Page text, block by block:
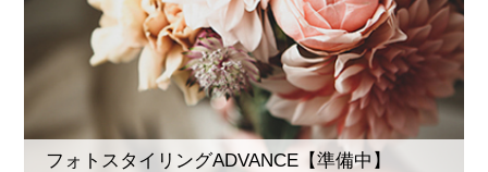
フォトスタイリングADVANCE【準備中】